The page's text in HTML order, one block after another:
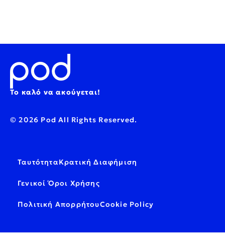
Το καλό να ακούγεται!
© 2026 Pod All Rights Reserved.
ΤαυτότηταΚρατική Διαφήμιση
Γενικοί Όροι Χρήσης
Πολιτική ΑπορρήτουCookie Policy